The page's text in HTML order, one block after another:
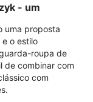
- um
uma proposta
o estilo
roupa de
de combinar com
com